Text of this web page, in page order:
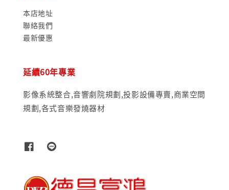
本店地址
聯絡我們
最新優惠
延續60年專業
影像系統整合,音響劇院規劃,投影設備專賣,商業空間
規劃,各式音樂發燒器材